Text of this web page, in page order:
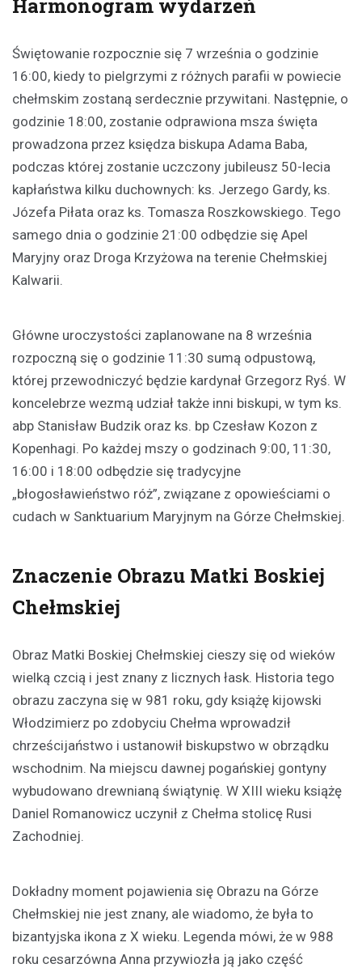
Harmonogram wydarzeń
Świętowanie rozpocznie się 7 września o godzinie
16:00, kiedy to pielgrzymi z różnych parafii w powiecie
chełmskim zostaną serdecznie przywitani. Następnie, o
godzinie 18:00, zostanie odprawiona msza święta
prowadzona przez księdza biskupa Adama Baba,
podczas której zostanie uczczony jubileusz 50-lecia
kapłaństwa kilku duchownych: ks. Jerzego Gardy, ks.
Józefa Piłata oraz ks. Tomasza Roszkowskiego. Tego
samego dnia o godzinie 21:00 odbędzie się Apel
Maryjny oraz Droga Krzyżowa na terenie Chełmskiej
Kalwarii.
Główne uroczystości zaplanowane na 8 września
rozpoczną się o godzinie 11:30 sumą odpustową,
której przewodniczyć będzie kardynał Grzegorz Ryś. W
koncelebrze wezmą udział także inni biskupi, w tym ks.
abp Stanisław Budzik oraz ks. bp Czesław Kozon z
Kopenhagi. Po każdej mszy o godzinach 9:00, 11:30,
16:00 i 18:00 odbędzie się tradycyjne
„błogosławieństwo róż”, związane z opowieściami o
cudach w Sanktuarium Maryjnym na Górze Chełmskiej.
Znaczenie Obrazu Matki Boskiej
Chełmskiej
Obraz Matki Boskiej Chełmskiej cieszy się od wieków
wielką czcią i jest znany z licznych łask. Historia tego
obrazu zaczyna się w 981 roku, gdy książę kijowski
Włodzimierz po zdobyciu Chełma wprowadził
chrześcijaństwo i ustanowił biskupstwo w obrządku
wschodnim. Na miejscu dawnej pogańskiej gontyny
wybudowano drewnianą świątynię. W XIII wieku książę
Daniel Romanowicz uczynił z Chełma stolicę Rusi
Zachodniej.
Dokładny moment pojawienia się Obrazu na Górze
Chełmskiej nie jest znany, ale wiadomo, że była to
bizantyjska ikona z X wieku. Legenda mówi, że w 988
roku cesarzówna Anna przywiozła ją jako część